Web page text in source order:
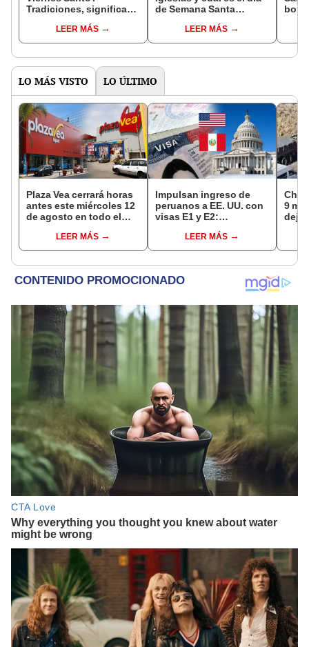
Tradiciones, significado
Semana Santa en el Perú
LEER MÁS
de Semana Santa
recorrido?LEER MÁS
LO MÁS VISTO LO ÚLTIMO
Plaza Vea cerrará horas
antes este miércoles 12
de agosto en todo el
hasta las 7 p.m.
LEER MÁS
Impulsan ingreso de
peruanos a EE. UU. con
visas E1 y E2:
pymes serían los más
beneficiados
LEER MÁS
9
deja